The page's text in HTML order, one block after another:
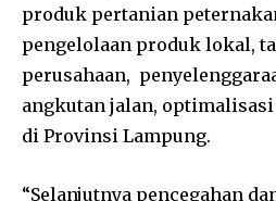
produk pertanian
pengelolaan produk lokal,
perusahaan,
angkutan jalan,
di Provinsi Lampung.
“Selanjutnya pencegahan